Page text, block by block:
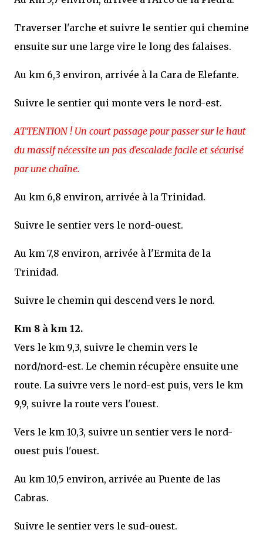
Traverser l'arche et suivre le sentier qui chemine
ensuite sur une large vire le long des falaises.
Au km 6,3 environ, arrivée à la Cara de Elefante.
Suivre le sentier qui monte vers le nord-est.
ATTENTION ! Un court passage pour passer sur le haut
du massif nécessite un pas d'escalade facile et sécurisé
par une chaîne.
Au km 6,8 environ, arrivée à la Trinidad.
Suivre le sentier vers le nord-ouest.
Au km 7,8 environ, arrivée à l'Ermita de la
Trinidad.
Suivre le chemin qui descend vers le nord.
Km 8 à km 12.
Vers le km 9,3, suivre le chemin vers le
nord/nord-est. Le chemin récupère ensuite une
route. La suivre vers le nord-est puis, vers le km
9,9, suivre la route vers l'ouest.
Vers le km 10,3, suivre un sentier vers le nord-
ouest puis l'ouest.
Au km 10,5 environ, arrivée au Puente de las
Cabras.
Suivre le sentier vers le sud-ouest.